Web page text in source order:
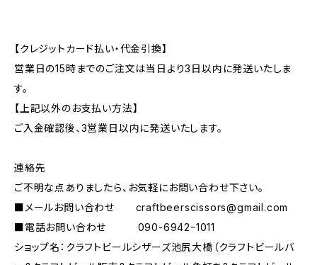
【クレジットカード払い・代金引換】
営業日の15時までのご注文は当日より3日以内に発送いたしま
す。
【上記以外のお支払い方法】
ご入金確認後、3営業日以内に発送いたします。
連絡先
ご不明な点ありましたら、お気軽にお問い合わせ下さい。
■メールお問い合わせ craftbeerscissors@gmail.com
■電話お問い合わせ 090-6942ｰ1011
ショップ名：クラフトビールシザーズ池尻大橋（クラフトビールバ